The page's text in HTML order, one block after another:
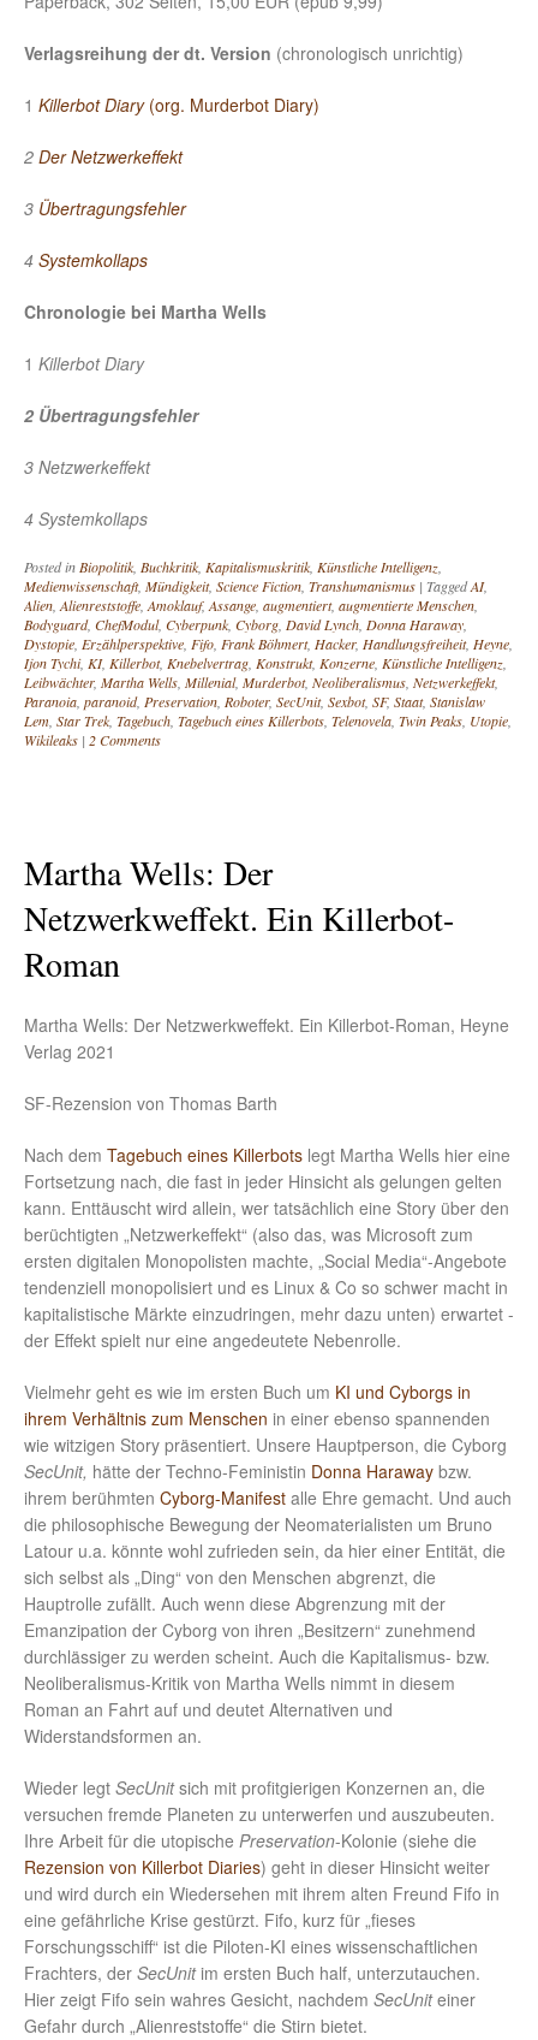
Verlagsreihung der dt. Version (chronologisch unrichtig)
1 Killerbot Diary(org. Murderbot Diary)
2 Der Netzwerkeffekt
3 Übertragungsfehler
4 Systemkollaps
Chronologie bei Martha Wells
1 Killerbot Diary
2 Übertragungsfehler
3 Netzwerkeffekt
4 Systemkollaps
Posted inBiopolitik, Buchkritik, Kapitalismuskritik, Künstliche Intelligenz,
Medienwissenschaft, Mündigkeit, Science Fiction, Transhumanismus | TaggedAI,
Alien,Alienreststoffe,Amoklauf,Assange, augmentiert, augmentierte Menschen,
Bodyguard, ChefModul, Cyberpunk, Cyborg, David Lynch, Donna Haraway,
Dystopie, Erzählperspektive, Fifo, Frank Böhmert, Hacker, Handlungsfreiheit, Heyne,
Ijon Tychi, KI, Killerbot, Knebelvertrag, Konstrukt, Konzerne, Künstliche Intelligenz,
Leibwächter, Martha Wells, Millenial, Murderbot, Neoliberalismus, Netzwerkeffekt,
Paranoia, paranoid, Preservation, Roboter, SecUnit, Sexbot, SF, Staat, Stanislaw
Lem, Star Trek, Tagebuch, Tagebuch eines Killerbots, Telenovela, Twin Peaks, Utopie,
Wikileaks | 2 Comments
Martha Wells: Der
Netzwerkweffekt. Ein Killerbot-
Roman
Martha Wells: Der Netzwerkweffekt. Ein Killerbot-Roman, Heyne
Verlag 2021
SF-Rezension von Thomas Barth
Nach dem Tagebuch eines Killerbots legt Martha Wells hier eine
Fortsetzung nach, die fast in jeder Hinsicht als gelungen gelten
kann. Enttäuscht wird allein, wer tatsächlich eine Story über den
berüchtigten „Netzwerkeffekt“ (also das, was Microsoft zum
ersten digitalen Monopolisten machte, „Social Media“-Angebote
tendenziell monopolisiert und es Linux & Co so schwer macht in
kapitalistische Märkte einzudringen, mehr dazu unten) erwartet -
der Effekt spielt nur eine angedeutete Nebenrolle.
Vielmehr geht es wie im ersten Buch um KI und Cyborgs in
ihrem Verhältnis zum Menschen in einer ebenso spannenden
wie witzigen Story präsentiert. Unsere Hauptperson, die Cyborg
SecUnit, hätte der Techno-Feministin Donna Haraway bzw.
ihrem berühmten Cyborg-Manifest alle Ehre gemacht. Und auch
die philosophische Bewegung der Neomaterialisten um Bruno
Latour u.a. könnte wohl zufrieden sein, da hier einer Entität, die
sich selbst als „Ding“ von den Menschen abgrenzt, die
Hauptrolle zufällt. Auch wenn diese Abgrenzung mit der
Emanzipation der Cyborg von ihren „Besitzern“ zunehmend
durchlässiger zu werden scheint. Auch die Kapitalismus- bzw.
Neoliberalismus-Kritik von Martha Wells nimmt in diesem
Roman an Fahrt auf und deutet Alternativen und
Widerstandsformen an.
Wieder legt SecUnitsich mit profitgierigen Konzernen an, die
versuchen fremde Planeten zu unterwerfen und auszubeuten.
Ihre Arbeit für die utopische Preservation-Kolonie (siehe die
Rezension von Killerbot Diaries) geht in dieser Hinsicht weiter
und wird durch ein Wiedersehen mit ihrem alten Freund Fifo in
eine gefährliche Krise gestürzt. Fifo, kurz für „fieses
Forschungsschiff“ ist die Piloten-KI eines wissenschaftlichen
Frachters, der SecUnitim ersten Buch half, unterzutauchen.
Hier zeigt Fifo sein wahres Gesicht, nachdem SecUniteiner
Gefahr durch „Alienreststoffe“ die Stirn bietet.